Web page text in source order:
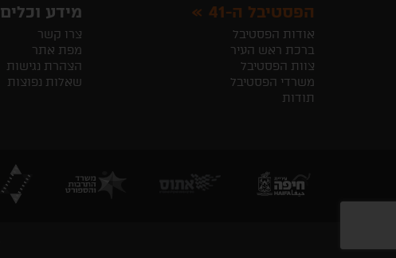
הפסטיבל ה-41
אודות הפסטיבל
ברכת ראש העיר
צוות הפסטיבל
משרדי הפסטיבל
תודות
מידע וכלים
צרו קשר
מפת אתר
הצהרת נגישות
שאלות נפוצות